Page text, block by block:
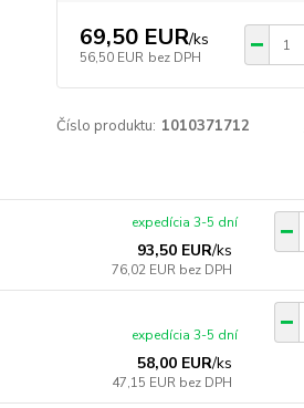
69,50 EUR/ks
56,50 EUR bez DPH
Číslo produktu: 1010371712
93,50 EUR/ks
76,02 EUR bez DPH
expedícia 3-5 dní
58,00 EUR/ks
47,15 EUR bez DPH
expedícia 3-5 dní